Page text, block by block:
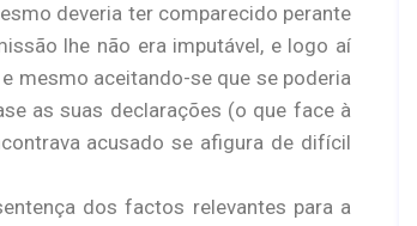
deveria ter comparecido perante
lhe não era imputável, e logo aí
mesmo aceitando-se que se poderia
as suas declarações (o que face à
acusado se afigura de difícil
dos factos relevantes para a